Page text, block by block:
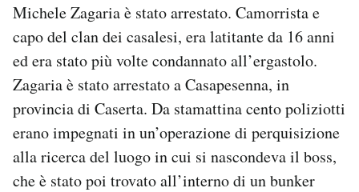
AREA PERSONALE
Area Personale
Newsletter
Notifiche mobile
Regala il Post
Hai bisogno di aiuto?
Esci
Michele Zagaria è stato arrestato. Camorrista e
capo del clan dei casalesi, era latitante da 16 anni
ed era stato più volte condannato all’ergastolo.
Zagaria è stato arrestato a Casapesenna, in
provincia di Caserta. Da stamattina cento poliziotti
erano impegnati in un’operazione di perquisizione
alla ricerca del luogo in cui si nascondeva il boss,
che è stato poi trovato all’interno di un bunker